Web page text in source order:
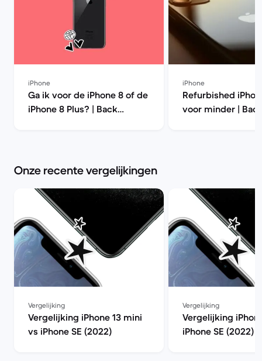
iPhone
Ga ik voor de iPhone 8 of de
iPhone 8 Plus? | Back
iPhone
Refurbished
voor minder |
Onze recente vergelijkingen
Vergelijking
Vergelijking iPhone 13 mini
vs iPhone SE (2022)
Vergelijking
Vergelijking
iPhone SE (2022)